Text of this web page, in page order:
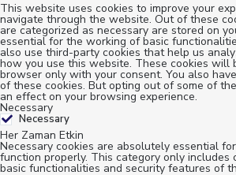
This website uses cookies to improve your
navigate through the website. Out of these
are categorized as necessary are stored on
essential for the working of basic
also use third-party cookies that help us
how you use this website. These cookies will
browser only with your consent. You also
of these cookies. But opting out of some of
an effect on your browsing experience.
Necessary
Necessary
Her Zaman Etkin
Necessary cookies are absolutely essential
function properly. This category only includes
basic functionalities and security features of